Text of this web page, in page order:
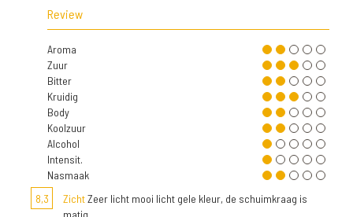
Review
Aroma
Zuur
Bitter
Kruidig
Body
Koolzuur
Alcohol
Intensit.
Nasmaak
8,3
ZichtZeer licht mooi licht gele kleur, de schuimkraag is